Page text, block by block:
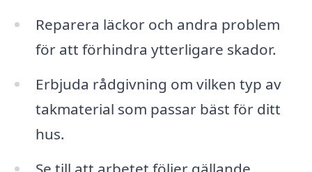
Reparera läckor och andra problem
för att förhindra ytterligare skador.
Erbjuda rådgivning om vilken typ av
takmaterial som passar bäst för ditt
hus.